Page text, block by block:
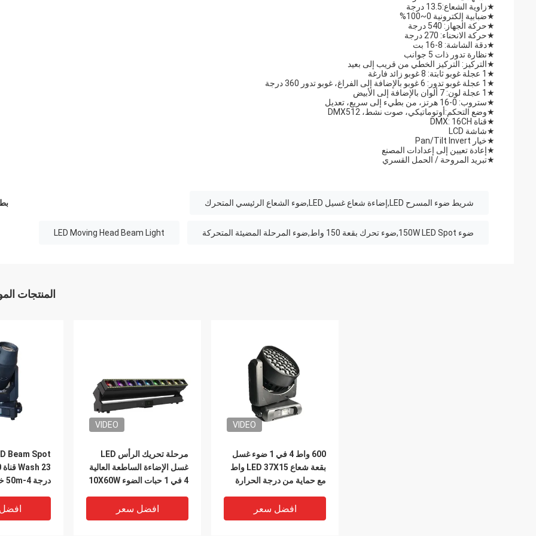
★زاوية الشعاع:13.5 درجة
★ضبابية إلكترونية 0~100%
★حركة الجهاز: 540 درجة
★حركة الانحناء: 270 درجة
★دقة الشاشة: 8-16 بت
★نظارة تدور ذات 5 جوانب
★التركيز: التركيز الخطي من قريب إلى بعيد
★ 1 عجلة غوبو ثابتة: 8 غوبو زائد فارغة
★ 1 عجلة غوبو تدور: 6 غوبو بالإضافة إلى الفراغ، غوبو تدور 360 درجة
★ 1 عجلة لون: 7 ألوان بالإضافة إلى الأبيض
★ستروب: 0-16 هرتز، من بطيء إلى سريع، تعديل
★وضع التحكم:أوتوماتيكي، صوت نشط، DMX512
★قناة DMX: 16CH
★شاشة LCD
★خيار Pan/Tilt Invert
★إعادة تعيين إلى إعدادات المصنع
★تبريد المروحة / الحمل القسري
شريط ضوء المسرح LED,إضاءة شعاع غسيل LED,ضوء الشعاع الرئيسي المتحرك
ضوء 150W LED Spot,ضوء تحرك بقعة 150 واط,ضوء المرحلة المضيئة المتحركة LED Moving Head Beam Light
المنتجات
VIDEO
مرحلة تحريك الرأس LED
غسل الإضاءة الساطعة العالية
4 في 1 حبات الضوء 10X60W
افضل سعر
VIDEO
600 واط 4 في 1 ضوء غسل
بقعة شعاع LED 37X15 واط
مع حماية من درجة الحرارة
افضل سعر